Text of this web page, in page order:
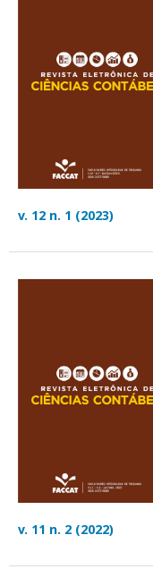
v. 12 n. 1 (2023)
v. 11 n. 2 (2022)